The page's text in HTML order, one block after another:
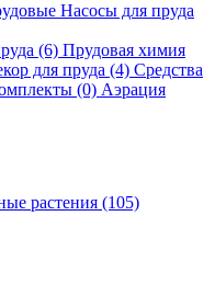
Насосы для пруда
(6) Прудовая химия
для пруда (4) Средства
(0) Аэрация
растения (105)